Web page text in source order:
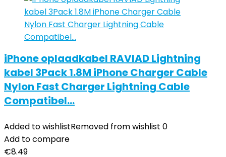
iPhone oplaadkabel RAVIAD Lightning
kabel 3Pack 1.8M iPhone Charger Cable
Nylon Fast Charger Lightning Cable
Compatibel…
Added to wishlistRemoved from wishlist 0
Add to compare
€8.49